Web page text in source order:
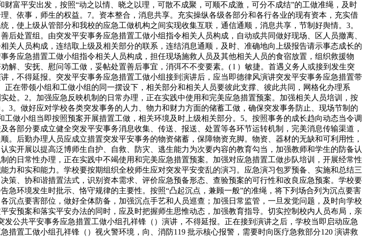
富平安出发，按照“动之以情、晓之以理，可散不成聚，可顺不成激，可分不成结”的工做准绳，及时
依事，师生的权益。7。资本整合，消息共享。充实操纵各级各部分和各行各业的现有资本，充实借
使上级从管部分和我校的应急工做机构之间实现收集互联，通信通顺，消息共享，节制好舆情。3。
处置组。由突发平安事务应急措置工做小组指令相关人员构成，自动或共同做好现场、区人员撤离、
人员构成，连结取上级及相关部分的联系，连结消息通顺，及时、准确地向上级报告请示事态成长的
应急措置工做小组指令相关人员构成，担任现场施救人员及其他相关人员的食宿放置，组织救援物
解、安抚、慰问等工做，妥帖处置善后事宜，消弭不不变要素。( l ）敏捷。首遇义务人或接到发生突
，不得延报。突发平安事务应急措置工做小组接到演讲后，应当即德律风演讲突发平安事务应急措置带
在带领小组和工做小组的同一摆设下，相关部分和相关人员要彼此支撑、彼此共同，网格化办理系
。2。加强应急反映机制的日常办理，正在实践中使用和完美应急措置预案。加强相关人员培训，按
。做好应对学校各类突发事务的人力、物力和财力方面的储蓄工做，确保突发事务防止、现场节制的
做小组当即按照预案开展措置工做，相关环境及时上级相关部分。5。按照事务的成长趋向动态当令调
部分要成立健全突发平安事务消息收集、传送、报送、处置等各环节运转机制，完美消息传输渠道，
后勤办理人员应成立措置突发平安事务的物资储蓄，保障物资充脚。物资、器材的无缺和可利用性，
开展以提高泛博师生自护、自救、防灾、逃生能力为次要内容的教育勾当，加强教师和学生的防备认
日常性办理，正在实践中不竭使用和完美应急措置预案。加强对应急措置工做步队培训，开展经常性
力和实和能力。学校要按期组织全校师生应对突发平安变乱的演习。应急演习包罗预备、实施和总结三
策、协和谐措置法式，识别资本需求、评价应急预备形态、查验预案的可行性和改良应急预案。学校要
环境发生时批示、恪守规律的主要性。按照“凸起沉点，兼顾一般”的准绳，将下列场合列为沉点要害
点要害部位，做好全体防备，加强沉点手艺和人员巡查；加强日常监管，一旦发觉问题，及时向学校
安预案和落实平安办法的同时，应及时把握师生思惟动态，加强教育指导。切实控制校内人员布局，亲
公共平安事务应急措置工做小组孔祥锋（）演讲，不得延报。正在接到演讲之后，学校当即启动应急
置工做小组孔祥锋（）视火警环境，向、消防119 批示核心报警，需要时向医疗急救部分120 演讲救